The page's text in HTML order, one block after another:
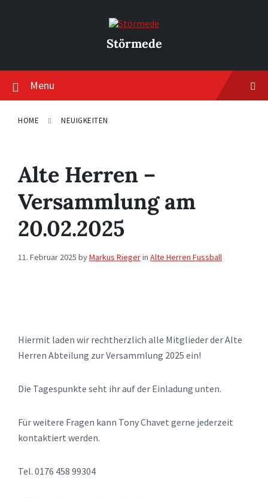
Störmede
Menu
HOME NEUIGKEITEN
Alte Herren –
Versammlung am
20.02.2025
11. Februar 2025 byMarkus Riegerin Alte Herren Fussball
Hiermit laden wir rechtherzlich alle Mitglieder der Alte
Herren Abteilung zur Versammlung 2025 ein!
Die Tagespunkte seht ihr auf der Einladung unten.
Für weitere Fragen kann Tony Chavet gerne jederzeit
kontaktiert werden.
Tel. 0176 458 99304